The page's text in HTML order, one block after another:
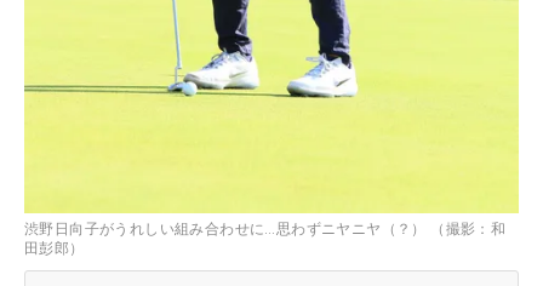
渋野日向子がうれしい組み合わせに…思わずニヤニヤ（？） （撮影：和
田彭郎）